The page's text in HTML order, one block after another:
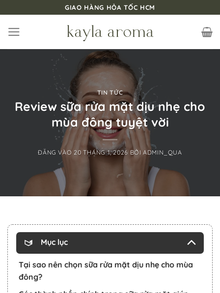
nội
dung
GIAO HÀNG HỎA TỐC HCM
TIN TỨC
Review sữa rửa mặt dịu nhẹ cho
mùa đông tuyệt vời
ĐĂNG VÀO 20 THÁNG 1, 2026 BỞIADMIN_QUA
Mục lục
Tại sao nên chọn sữa rửa mặt dịu nhẹ cho mùa
đông?